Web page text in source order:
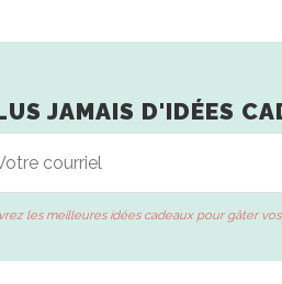
JAMAIS D'IDÉES
les meilleures idées cadeaux pour gâter